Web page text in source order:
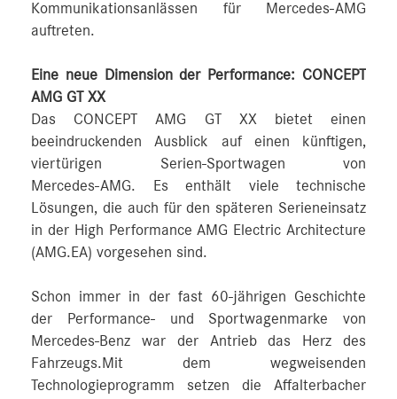
Kommunikationsanlässen für Mercedes‑AMG
auftreten.
Eine neue Dimension der Performance: CONCEPT
AMG GT XX
Das CONCEPT AMG GT XX bietet einen
beeindruckenden Ausblick auf einen künftigen,
viertürigen Serien-Sportwagen von
Mercedes‑AMG. Es enthält viele technische
Lösungen, die auch für den späteren Serieneinsatz
in der High Performance AMG Electric Architecture
(AMG.EA) vorgesehen sind.
Schon immer in der fast 60-jährigen Geschichte
der Performance- und Sportwagenmarke von
Mercedes‑Benz war der Antrieb das Herz des
Fahrzeugs.Mit dem wegweisenden
Technologieprogramm setzen die Affalterbacher